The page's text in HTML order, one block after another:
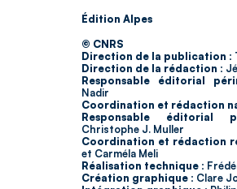
Édition Alpes
© CNRS
Direction de la publication :
Direction de la rédaction :
Responsable éditorial
Nadir
Coordination et rédaction
Responsable éditorial
Christophe J. Muller
Coordination et rédaction
et Carméla Meli
Réalisation technique :
Création graphique : Clare